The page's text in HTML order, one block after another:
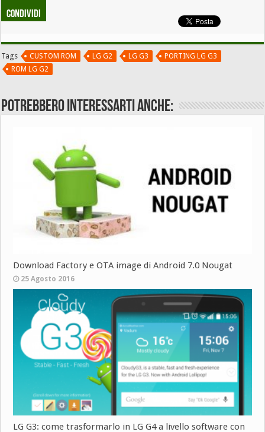
Condividi
Tags CUSTOM ROM LG G2 LG G3
PORTING LG G3
ROM LG G2
Potrebbero interessarti anche:
Download Factory e OTA image di Android 7.0 Nougat
25 Agosto 2016
LG G3: come trasformarlo in LG G4 a livello software con